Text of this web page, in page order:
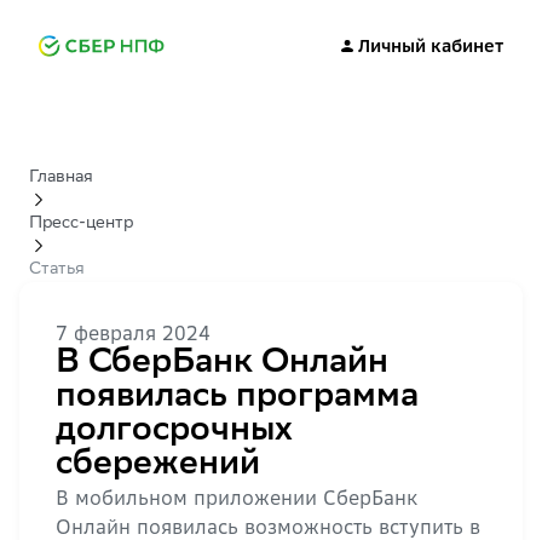
Личный кабинет
Главная
Пресс-центр
Статья
7 февраля 2024
В СберБанк Онлайн
появилась программа
долгосрочных
сбережений
В мобильном приложении СберБанк
Онлайн появилась возможность вступить в